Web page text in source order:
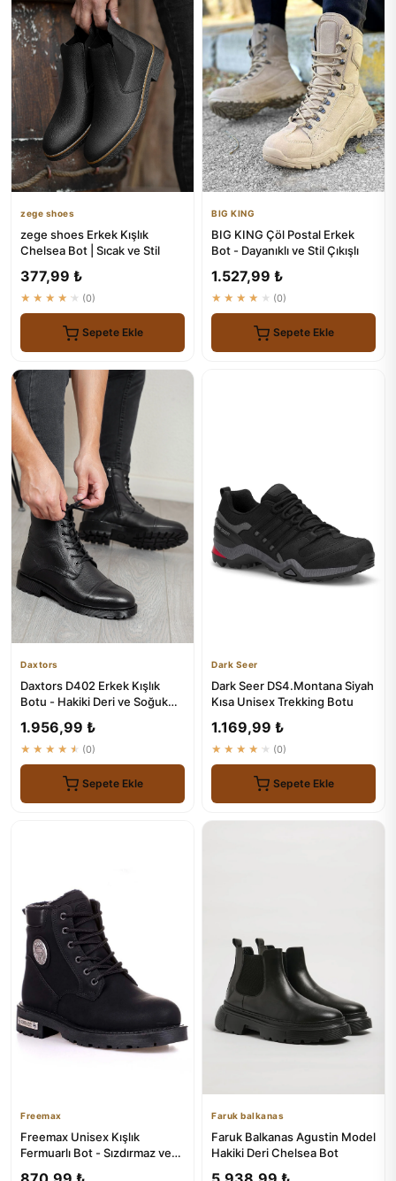
zege shoes
zege shoes Erkek Kışlık
Chelsea Bot | Sıcak ve Stil
377,99 ₺
★★★★★ (0)
Sepete Ekle
BIG KING
BIG KING Çöl Postal Erkek
Bot - Dayanıklı ve Stil Çıkışlı
1.527,99 ₺
★★★★★ (0)
Sepete Ekle
Daxtors
Daxtors D402 Erkek Kışlık
Botu - Hakiki Deri ve Soğuk
1.956,99 ₺
★★★★★ (0)
Sepete Ekle
Dark Seer
Dark Seer DS4.Montana Siyah
Kısa Unisex Trekking Botu
1.169,99 ₺
★★★★★ (0)
Sepete Ekle
Freemax
Freemax Unisex Kışlık
Fermuarlı Bot - Sızdırmaz ve
Faruk balkanas
Faruk Balkanas Agustin Model
Hakiki Deri Chelsea Bot